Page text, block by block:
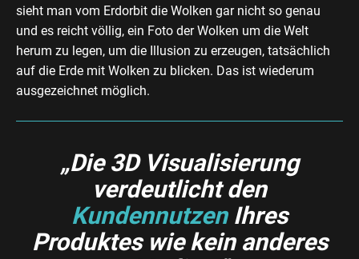
sieht man vom Erdorbit die Wolken gar nicht so genau
und es reicht völlig, ein Foto der Wolken um die Welt
herum zu legen, um die Illusion zu erzeugen, tatsächlich
auf die Erde mit Wolken zu blicken. Das ist wiederum
ausgezeichnet möglich.
„Die 3D Visualisierung
verdeutlicht den
Kundennutzen Ihres
Produktes wie kein anderes